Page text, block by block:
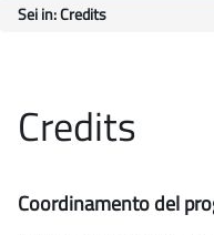
Sei in:Credits
Credits
Coordinamento del